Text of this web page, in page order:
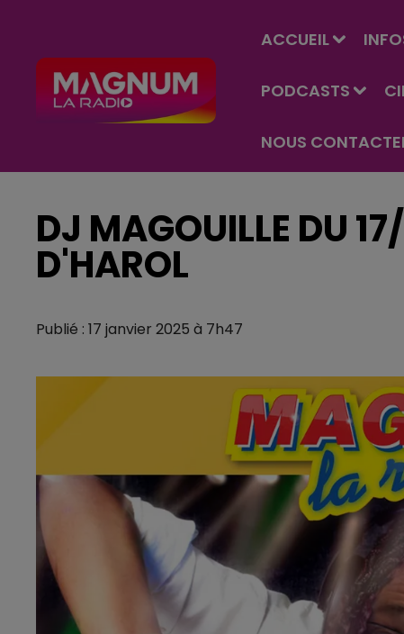
ACCUEIL
PODCASTS
NOUS
DJ MAGOUILLE DU
D'HAROL
Publié : 17 janvier 2025 à 7h47